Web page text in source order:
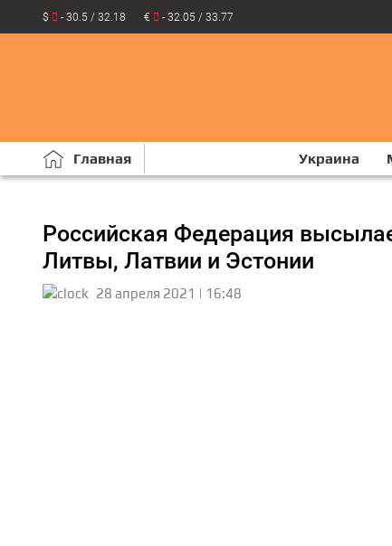
$ - 30.5 / 32.18 € - 32.05 / 33.77
Главная Украина
Российская Федерация
Литвы, Латвии и Эстонии
28 апреля 2021 | 16:48